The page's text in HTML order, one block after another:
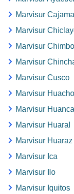
Marvisur
Marvisur
Marvisur
Marvisur
Marvisur Cusco
Marvisur Huacho
Marvisur
Marvisur Huaral
Marvisur Huaraz
Marvisur Ica
Marvisur Ilo
Marvisur Iquitos